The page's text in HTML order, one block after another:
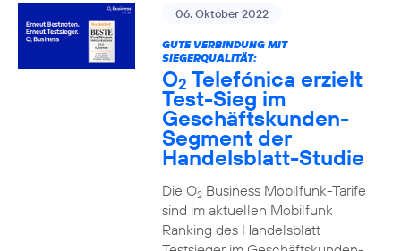
06. Oktober 2022
GUTE VERBINDUNG MIT
SIEGERQUALITÄT:
O2 Telefónica erzielt
Test-Sieg im
Geschäftskunden-
Segment der
Handelsblatt-Studie
Die O2Business Mobilfunk-Tarife
sind im aktuellen Mobilfunk
Ranking des Handelsblatt